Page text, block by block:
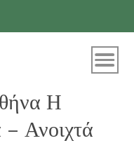
Η
Ανοιχτά